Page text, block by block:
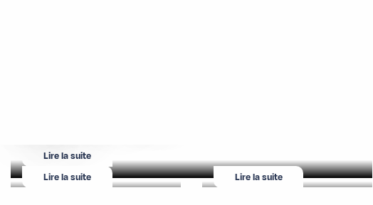
Lire la suite
Lire la suite Lire la suite